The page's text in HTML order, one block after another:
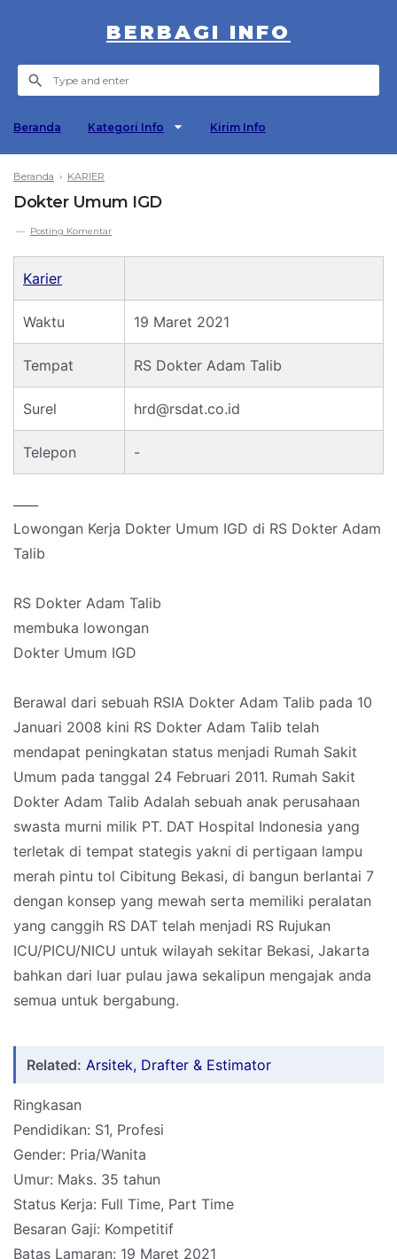
BERBAGI INFO
Beranda Kategori Info Kirim Info
Beranda › KARIER
Dokter Umum IGD
Posting Komentar
Karier
Waktu 19 Maret 2021
Tempat RS Dokter Adam Talib
Surel hrd@rsdat.co.id
Telepon -
Lowongan Kerja Dokter Umum IGD di RS Dokter Adam
Talib
RS Dokter Adam Talib
membuka lowongan
Dokter Umum IGD
Berawal dari sebuah RSIA Dokter Adam Talib pada 10
Januari 2008 kini RS Dokter Adam Talib telah
mendapat peningkatan status menjadi Rumah Sakit
Umum pada tanggal 24 Februari 2011. Rumah Sakit
Dokter Adam Talib Adalah sebuah anak perusahaan
swasta murni milik PT. DAT Hospital Indonesia yang
terletak di tempat stategis yakni di pertigaan lampu
merah pintu tol Cibitung Bekasi, di bangun berlantai 7
dengan konsep yang mewah serta memiliki peralatan
yang canggih RS DAT telah menjadi RS Rujukan
ICU/PICU/NICU untuk wilayah sekitar Bekasi, Jakarta
bahkan dari luar pulau jawa sekalipun mengajak anda
semua untuk bergabung.
Related: Arsitek, Drafter & Estimator
Ringkasan
Pendidikan: S1, Profesi
Gender: Pria/Wanita
Umur: Maks. 35 tahun
Status Kerja: Full Time, Part Time
Besaran Gaji: Kompetitif
Batas Lamaran: 19 Maret 2021